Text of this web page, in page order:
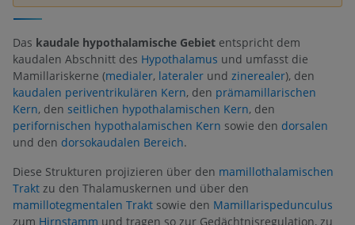
Das kaudale hypothalamische Gebiet entspricht dem
kaudalen Abschnitt des Hypothalamus und umfasst die
Mamillariskerne (medialer, lateraler und zinerealer), den
kaudalen periventrikulären Kern, den prämamillarischen
Kern, den seitlichen hypothalamischen Kern, den
perifornischen hypothalamischen Kern sowie den dorsalen
und den dorsokaudalen Bereich.
Diese Strukturen projizieren über den mamillothalamischen
Trakt zu den Thalamuskernen und über den
mamillotegmentalen Trakt sowie den Mamillarispedunculus
zum Hirnstamm und tragen so zur Gedächtnisregulation, zu